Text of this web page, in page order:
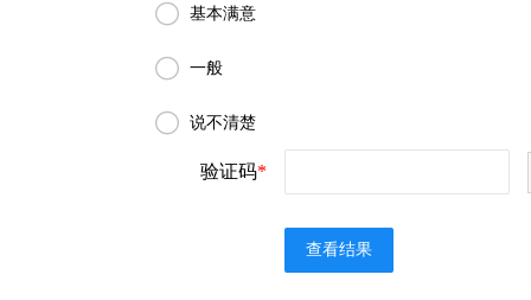
 基本满意
 一般
 说不清楚
验证码*
查看结果